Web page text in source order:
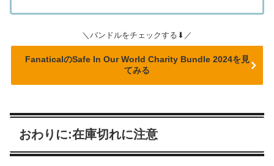
＼バンドルをチェックする⬇／
FanaticalのSafe In Our World Charity Bundle 2024を見
てみる
おわりに:在庫切れに注意